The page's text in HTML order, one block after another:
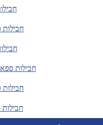
חבילות
חבילות ספא
חבילות
חבילות